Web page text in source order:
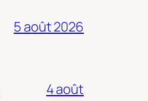
5 août 2026
4 août